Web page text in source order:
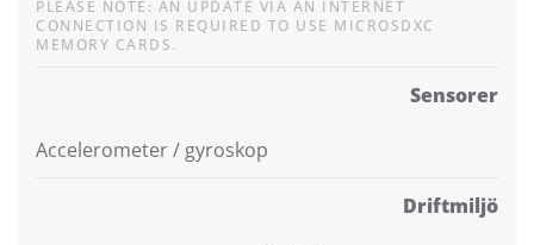
PLEASE NOTE: AN UPDATE VIA AN INTERNET
CONNECTION IS REQUIRED TO USE MICROSDXC
MEMORY CARDS.
Sensorer
Accelerometer / gyroskop
Driftmiljö